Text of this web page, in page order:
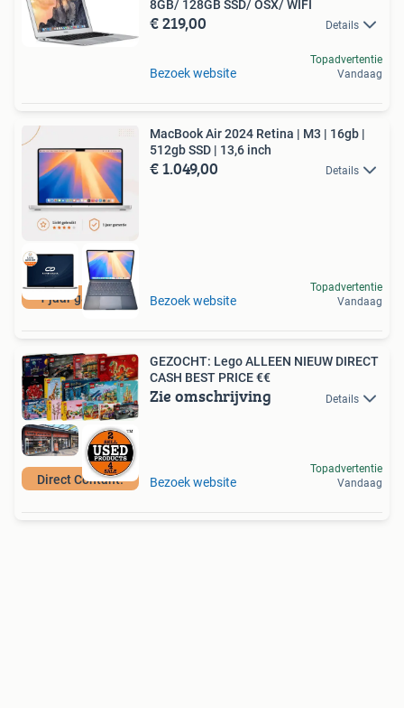
8GB/ 128GB SSD/ OSX/ WIFI
€ 219,00 Details
Bezoek website
Topadvertentie
Vandaag
1 jaar garantie
MacBook Air 2024 Retina | M3 | 16gb |
512gb SSD | 13,6 inch
€ 1.049,00 Details
Bezoek website
Topadvertentie
Vandaag
Direct Contant!
GEZOCHT: Lego ALLEEN NIEUW DIRECT
CASH BEST PRICE €€
Zie omschrijving Details
Bezoek website
Topadvertentie
Vandaag